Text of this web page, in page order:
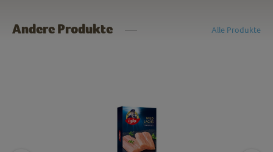
Andere Produkte Alle Produkte